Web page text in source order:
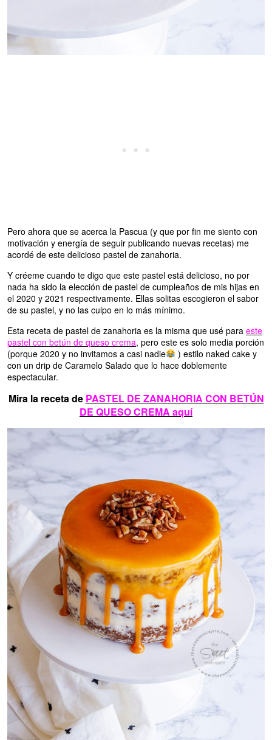
Pero ahora que se acerca la Pascua (y que por fin me siento con
motivación y energía de seguir publicando nuevas recetas) me
acordé de este delicioso pastel de zanahoria.
Y créeme cuando te digo que este pastel está delicioso, no por
nada ha sido la elección de pastel de cumpleaños de mis hijas en
el 2020 y 2021 respectivamente. Ellas solitas escogieron el sabor
de su pastel, y no las culpo en lo más mínimo.
Esta receta de pastel de zanahoria es la misma que usé para este
pastel con betún de queso crema, pero este es solo media porción
(porque 2020 y no invitamos a casi nadie
) estilo naked cake y
con un drip de Caramelo Salado que lo hace doblemente
espectacular.
Mira la receta de PASTEL DE ZANAHORIA CON BETÚN
DE QUESO CREMA aquí